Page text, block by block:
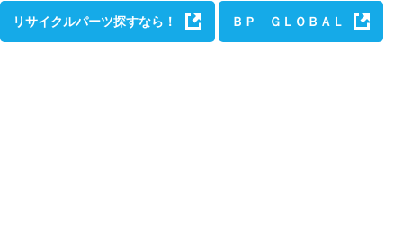
リサイクルパーツ探すなら！ ＢＰ ＧＬＯＢＡＬ